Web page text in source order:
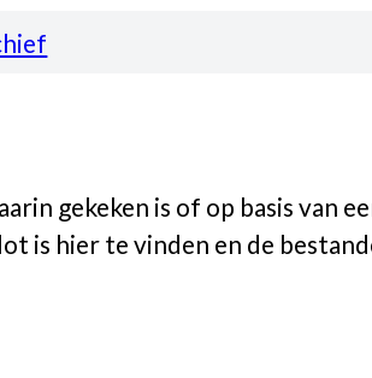
gekeken is of op basis van
is hier te vinden en de